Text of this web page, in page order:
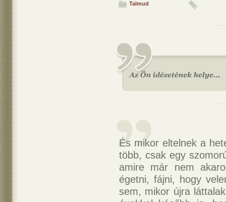
Talmud
És mikor eltelnek a
több, csak egy
amire már nem
égetni, fájni, hogy
sem, mikor újra